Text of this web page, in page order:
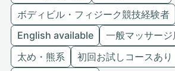
ボディビル・フィジーク競技経験者
English available
一般マッサー
太め・熊系
初回お試しコースあり